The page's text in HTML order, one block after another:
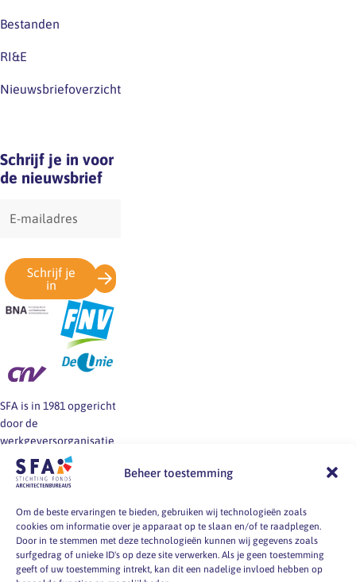
Beheer toestemming
Om de beste ervaringen te bieden, gebruiken wij technologieën zoals
cookies om informatie over je apparaat op te slaan en/of te raadplegen.
Door in te stemmen met deze technologieën kunnen wij gegevens zoals
surfgedrag of unieke ID's op deze site verwerken. Als je geen toestemming
geeft of uw toestemming intrekt, kan dit een nadelige invloed hebben op
Bestanden
RI&E
Nieuwsbriefoverzicht
Schrijf je in voor
de nieuwsbrief
mailadres
Schrijf je
in
SFA is in 1981 opgericht
door de
werkgeversorganisatie
BNA en de vakbonden
FNV, CNV en De Unie.
werkgevers en
werknemers van
architectenbureaus bij
vragen over